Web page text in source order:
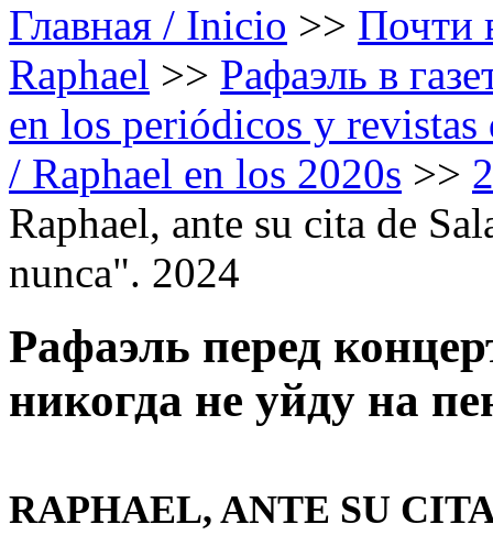
Главная / Inicio >> Почти
Raphael >> Рафаэль в
en los periódicos y
/ Raphael en los 2020s >>
Raphael, ante su cita de
nunca". 2024
Рафаэль перед
никогда не уйду на
RAPHAEL, ANTE SU